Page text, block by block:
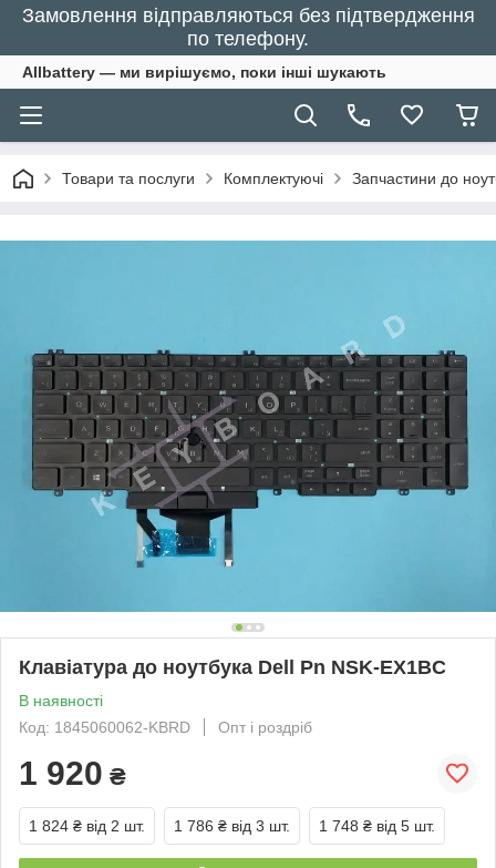
Замовлення відправляються без підтвердження
по телефону.
Allbattery — ми вирішуємо, поки інші шукають
Товари та послуги Комплектуючі Запчастини до
Клавіатура до ноутбука Dell Pn NSK-EX1BC
В наявності
Код: 1845060062-KBRD
Опт і роздріб
1 920 ₴
1 824 ₴ від 2 шт. 1 786 ₴ від 3 шт. 1 748 ₴ від 5 шт.